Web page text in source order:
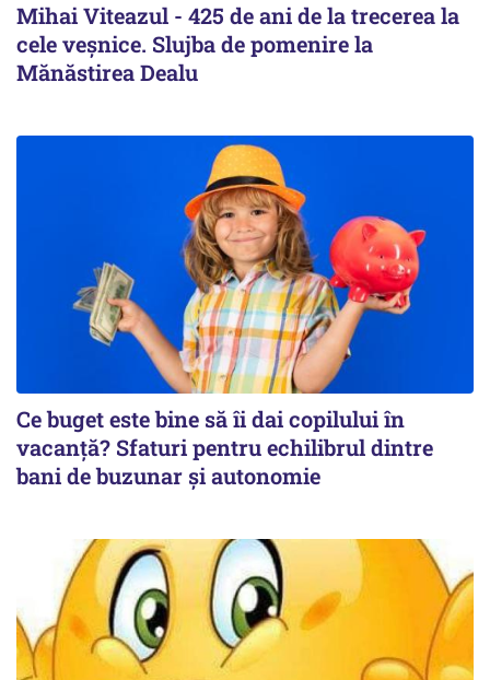
Mihai Viteazul - 425 de ani de la trecerea la
cele veșnice. Slujba de pomenire la
Mănăstirea Dealu
Ce buget este bine să îi dai copilului în
vacanță? Sfaturi pentru echilibrul dintre
bani de buzunar și autonomie